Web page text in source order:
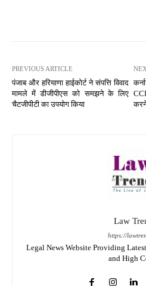
PREVIOUS ARTICLE
पंजाब और हरियाणा हाईकोर्ट ने संपत्ति विवाद
मामले में डीजीपीएस को समझने के लिए
चैटजीपीटी का उपयोग किया
Law
https://
Legal News Website Providing
and High